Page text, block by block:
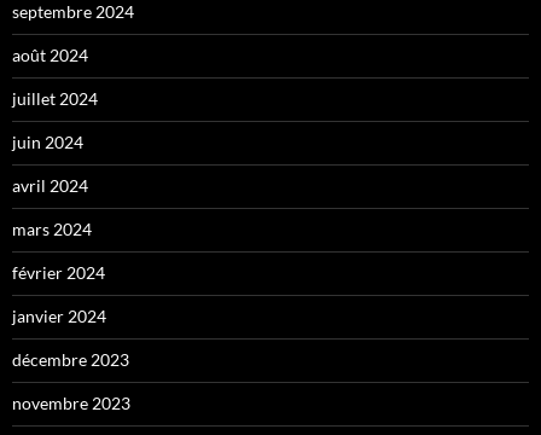
septembre 2024
août 2024
juillet 2024
juin 2024
avril 2024
mars 2024
février 2024
janvier 2024
décembre 2023
novembre 2023